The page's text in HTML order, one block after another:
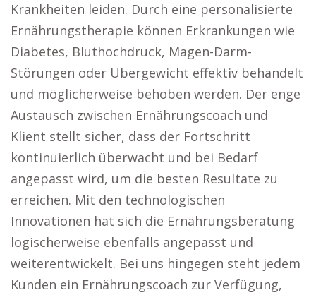
Krankheiten leiden. Durch eine personalisierte
Ernährungstherapie können Erkrankungen wie
Diabetes, Bluthochdruck, Magen-Darm-
Störungen oder Übergewicht effektiv behandelt
und möglicherweise behoben werden. Der enge
Austausch zwischen Ernährungscoach und
Klient stellt sicher, dass der Fortschritt
kontinuierlich überwacht und bei Bedarf
angepasst wird, um die besten Resultate zu
erreichen. Mit den technologischen
Innovationen hat sich die Ernährungsberatung
logischerweise ebenfalls angepasst und
weiterentwickelt. Bei uns hingegen steht jedem
Kunden ein Ernährungscoach zur Verfügung,